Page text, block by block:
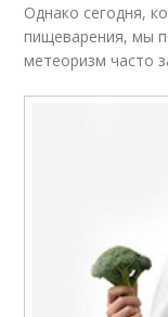
Однако сегодня,
пищеварения, мы
метеоризм часто